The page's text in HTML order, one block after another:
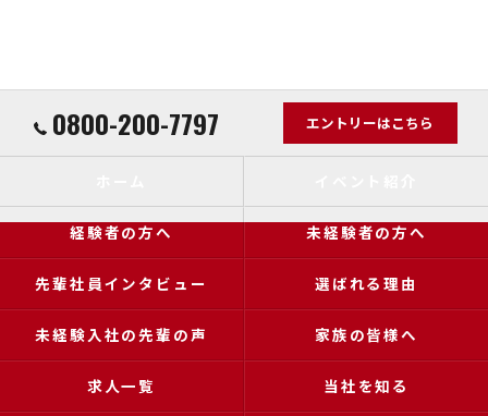
0800-200-7797 エントリーはこちら
経験者の方へ 未経験者の方へ
先輩社員インタビュー 選ばれる理由
未経験入社の先輩の声 家族の皆様へ
求人一覧 当社を知る